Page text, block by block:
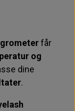
får
og
dine
.